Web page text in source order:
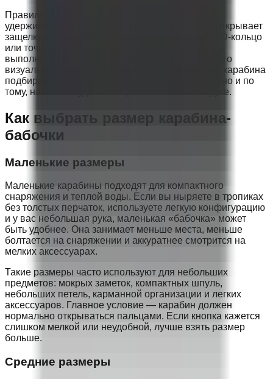
Правильная работа выглядит просто: пальцы
удерживают корпус карабина, большой палец открывает
защелку, а указательный палец помогает найти D-кольцо
или точку крепления. Это действие нужно уметь
выполнять спокойно, без суеты и без постоянного
визуального контроля. Именно поэтому размер карабина
подбирают не только по цифре в миллиметрах, но и по
тому, насколько удобно он работает в вашей руке.
Как выбрать размер карабина-
бабочки
Маленькие размеры
Маленькие карабины подходят для компактного
снаряжения и теплой воды. Если вы ныряете в тропиках
без толстых перчаток, используете легкую конфигурацию
и у вас небольшая рука, маленькая «бабочка» может
быть удобнее. Она занимает меньше места, меньше
болтается на снаряжении и аккуратнее смотрится на
мелких аксессуарах.
Такие размеры часто используют для небольших
предметов: мокрых заметок, компактных шпуль,
небольших петель, карманной организации и легких
аксессуаров. Главное условие — карабин должен
нормально открываться пальцами. Если кнопка кажется
слишком мелкой или неудобной, лучше взять размер
больше.
Средние размеры